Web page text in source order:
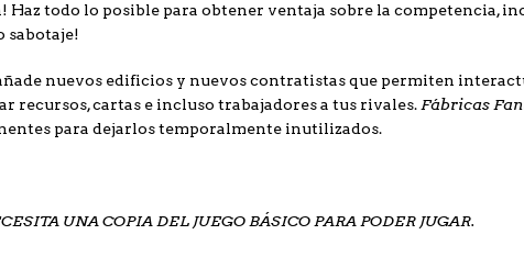
Haz todo lo posible para obtener ventaja sobre la competencia,
sabotaje!
nuevos edificios y nuevos contratistas que permiten
recursos, cartas e incluso trabajadores a tus rivales.Fábricas
para dejarlos temporalmente inutilizados.
UNA COPIA DEL JUEGO BÁSICO PARA PODER JUGAR.